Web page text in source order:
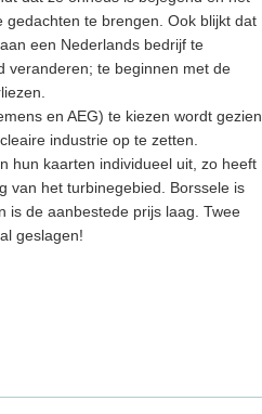
te brengen. Ook blijkt dat
een Nederlands bedrijf te
veranderen; te beginnen met de
en AEG) te kiezen wordt gezien
industrie op te zetten.
hun kaarten individueel uit, zo heeft
van het turbinegebied. Borssele is
is de aanbestede prijs laag. Twee
geslagen!